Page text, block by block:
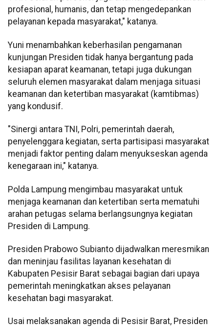
profesional, humanis, dan tetap mengedepankan
pelayanan kepada masyarakat," katanya.
Yuni menambahkan keberhasilan pengamanan
kunjungan Presiden tidak hanya bergantung pada
kesiapan aparat keamanan, tetapi juga dukungan
seluruh elemen masyarakat dalam menjaga situasi
keamanan dan ketertiban masyarakat (kamtibmas)
yang kondusif.
"Sinergi antara TNI, Polri, pemerintah daerah,
penyelenggara kegiatan, serta partisipasi masyarakat
menjadi faktor penting dalam menyukseskan agenda
kenegaraan ini," katanya.
Polda Lampung mengimbau masyarakat untuk
menjaga keamanan dan ketertiban serta mematuhi
arahan petugas selama berlangsungnya kegiatan
Presiden di Lampung.
Presiden Prabowo Subianto dijadwalkan meresmikan
dan meninjau fasilitas layanan kesehatan di
Kabupaten Pesisir Barat sebagai bagian dari upaya
pemerintah meningkatkan akses pelayanan
kesehatan bagi masyarakat.
Usai melaksanakan agenda di Pesisir Barat, Presiden